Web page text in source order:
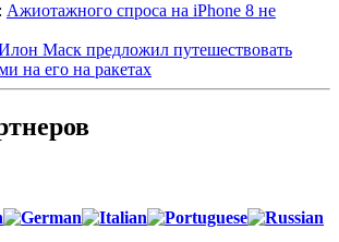
Ажиотажного спроса на iPhone 8 не
Маск предложил путешествовать
на его на ракетах